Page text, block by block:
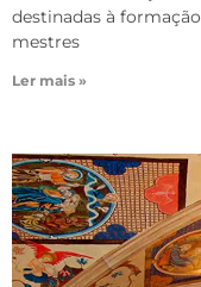
destinadas à
mestres
Ler mais »